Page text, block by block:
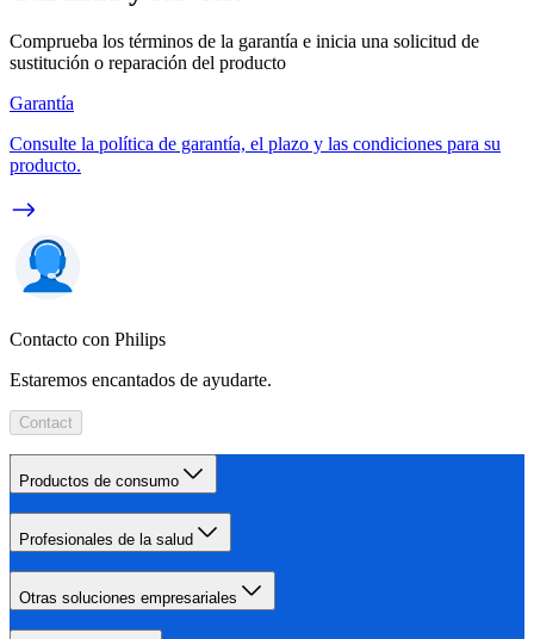
Comprueba los términos de la garantía e inicia una solicitud de
sustitución o reparación del producto
Garantía
Consulte la política de garantía, el plazo y las condiciones para su
producto.
Contacto con Philips
Estaremos encantados de ayudarte.
Contact
Productos de consumo
Profesionales de la salud
Otras soluciones empresariales